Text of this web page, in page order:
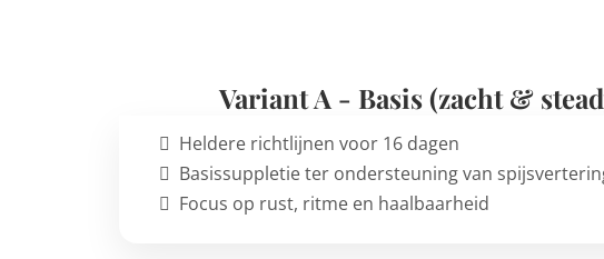
Variant A - Basis (zacht &
Heldere richtlijnen voor 16 dagen
Basissuppletie ter ondersteuning van
Focus op rust, ritme en haalbaarheid